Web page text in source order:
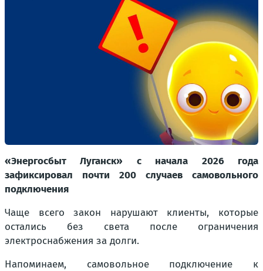
«Энергосбыт Луганск» с начала 2026 года
зафиксировал почти 200 случаев самовольного
подключения
Чаще всего закон нарушают клиенты, которые
остались без света после ограничения
электроснабжения за долги.
Напоминаем, самовольное подключение к